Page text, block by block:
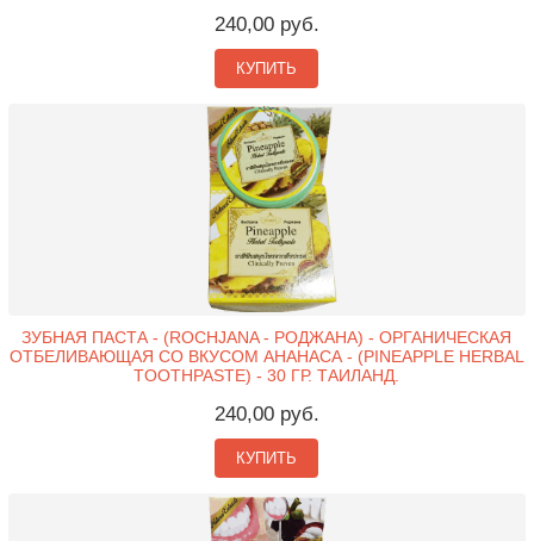
240,00 руб.
КУПИТЬ
ЗУБНАЯ ПАСТА - (ROCHJANA - РОДЖАНА) - ОРГАНИЧЕСКАЯ
ОТБЕЛИВАЮЩАЯ СО ВКУСОМ АНАНАСА - (PINEAPPLE HERBAL
TOOTHPASTE) - 30 ГР. ТАИЛАНД.
240,00 руб.
КУПИТЬ